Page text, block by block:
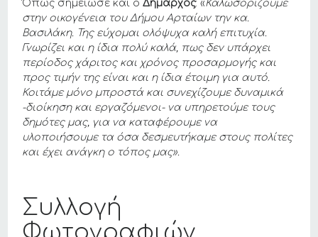
Όπως σημείωσε και οΔήμαρχος: «Καλωσορίζουμε
στην οικογένεια του Δήμου Αρταίων την κα.
Βασιλάκη. Της εύχομαι ολόψυχα καλή επιτυχία.
Γνωρίζει και η ίδια πολύ καλά, πως δεν υπάρχει
περίοδος χάριτος και χρόνος προσαρμογής και
προς τιμήν της είναι και η ίδια έτοιμη για αυτό.
Κοιτάμε μόνο μπροστά και συνεχίζουμε δυναμικά
-διοίκηση και εργαζόμενοι- να υπηρετούμε τους
δημότες μας, για να καταφέρουμε να
υλοποιήσουμε τα όσα δεσμευτήκαμε στους πολίτες
και έχει ανάγκη ο τόπος μας».
Συλλογή